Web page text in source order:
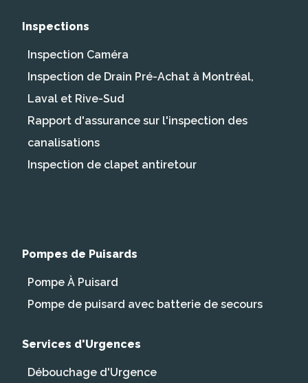
Inspections
Inspection Caméra
Inspection de Drain Pré-Achat à Montréal,
Laval et Rive-Sud
Rapport d'assurance sur l'inspection des
canalisations
Inspection de clapet antiretour
Pompes de Puisards
Pompe À Puisard
Pompe de puisard avec batterie de secours
Services d'Urgences
Débouchage d'Urgence